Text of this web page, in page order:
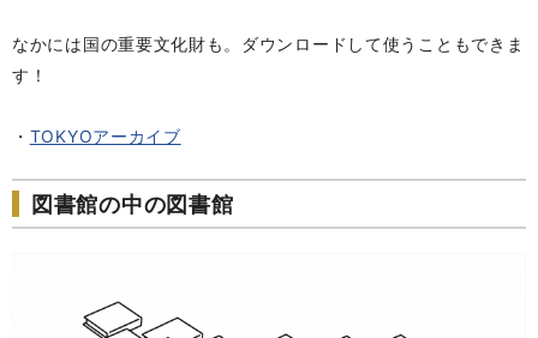
なかには国の重要文化財も。ダウンロードして使うこともできま
す！
・ TOKYOアーカイブ
図書館の中の図書館